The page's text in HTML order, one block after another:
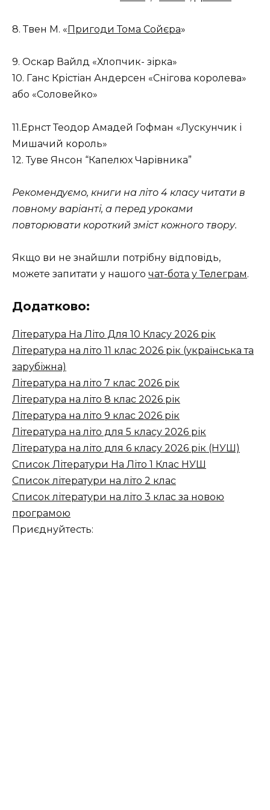
8. Твен М. « Пригоди Тома Сойєра»
9. Оскар Вайлд «Хлопчик- зірка»
10. Ганс Крістіан Андерсен «Снігова королева»
або «Соловейко»
11.Ернст Теодор Амадей Гофман «Лускунчик і
Мишачий король»
12.Туве Янсон “Капелюх Чарівника”
Рекомендуємо, книги на літо 4 класу читати в
повному варіанті, а перед уроками
повторювати короткий зміст кожного твору.
Якщо ви не знайшли потрібну відповідь,
можете запитати у нашого чат-бота у Телеграм.
Додатково:
Література На Літо Для 10 Класу 2026 рік
Література на літо 11 клас 2026 рік (українська та
зарубіжна)
Література на літо 7 клас 2026 рік
Література на літо 8 клас 2026 рік
Література на літо 9 клас 2026 рік
Література на літо для 5 класу 2026 рік
Література на літо для 6 класу 2026 рік (НУШ)
Список Літератури На Літо 1 Клас НУШ
Список літератури на літо 2 клас
Список літератури на літо 3 клас за новою
програмою
Приєднуйтесть: